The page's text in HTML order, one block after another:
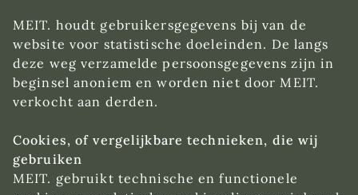
MEIT. houdt gebruikersgegevens bij van de
website voor statistische doeleinden. De langs
deze weg verzamelde persoonsgegevens zijn in
beginsel anoniem en worden niet door MEIT.
verkocht aan derden.
Cookies, of vergelijkbare technieken, die wij
gebruiken
MEIT. gebruikt technische en functionele